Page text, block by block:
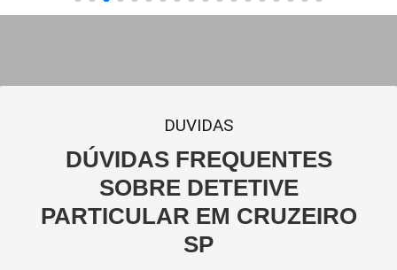
DUVIDAS
DÚVIDAS FREQUENTES
SOBRE DETETIVE
PARTICULAR EM CRUZEIRO
SP